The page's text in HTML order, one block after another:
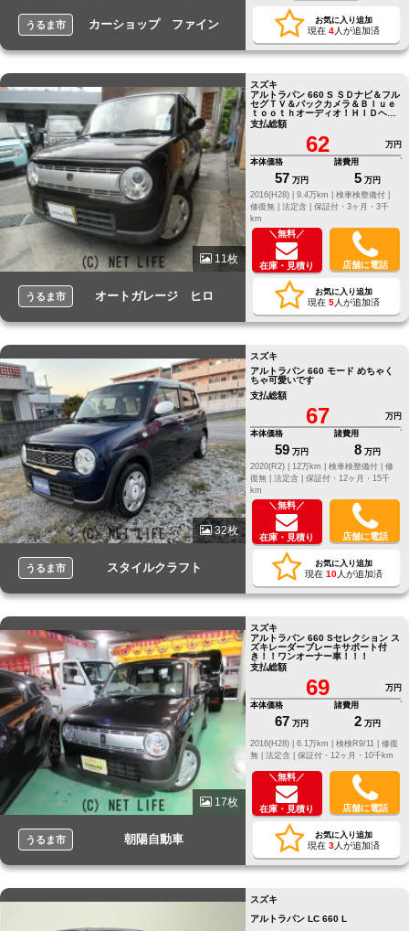
うるま市 カーショップ ファイン お気に入り追加
現在 4人が追加済
11枚
うるま市 オートガレージ ヒロ
スズキ
アルトラパン 660 S ＳＤナビ＆フル
セグＴＶ＆バックカメラ＆Ｂｌｕｅ
ｔｏｏｔｈオーディオ！ＨＩＤヘッ
ドライト！
支払総額
62
万円
本体価格
57 万円
諸費用
5 万円
2016(H28) |
9.4万km |
検車検整備付 |
修復無 | 法定含 | 保証付・3ヶ月・3千
km
＼無料／
在庫・見積り 店舗に電話
お気に入り追加
現在 5人が追加済
32枚
うるま市 スタイルクラフト
スズキ
アルトラパン 660 モード めちゃく
ちゃ可愛いです
支払総額
67
万円
本体価格
59 万円
諸費用
8 万円
2020(R2) |
12万km | 検車検整備付 | 修
復無 | 法定含 | 保証付・12ヶ月・15千
km
＼無料／
在庫・見積り 店舗に電話
お気に入り追加
現在 10人が追加済
17枚
うるま市 朝陽自動車
スズキ
アルトラパン 660 Sセレクション ス
ズキレーダーブレーキサポート付
き！！ワンオーナー車！！！
支払総額
69
万円
本体価格
67 万円
諸費用
2 万円
修復
無 | 法定含 | 保証付・12ヶ月・10千km
＼無料／
在庫・見積り 店舗に電話
お気に入り追加
現在 3人が追加済
スズキ
アルトラパン LC 660 L